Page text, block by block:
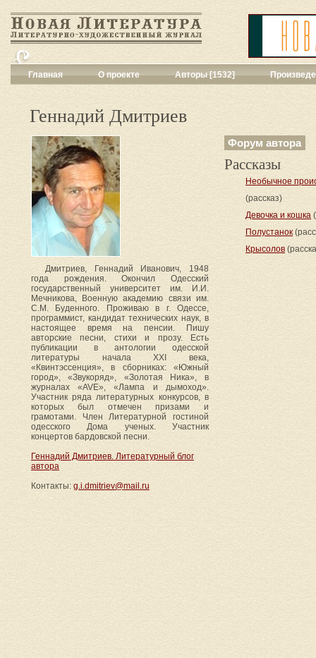
Главная О проекте Авторы [1532]
Переводы
Публицистика
Рассказы
Сценарии[16]
Философия,
Повести,
Галерея[144]
Поэзия [1016]
Геннадий Дмитриев
Дмитриев, Геннадий Иванович, 1948
года рождения. Окончил Одесский
государственный университет им. И.И.
Мечникова, Военную академию связи им.
С.М. Буденного. Проживаю в г. Одессе,
программист, кандидат технических наук, в
настоящее время на пенсии. Пишу
авторские песни, стихи и прозу. Есть
публикации в антологии одесской
литературы начала ХХI века,
«Квинтэссенция», в сборниках: «Южный
город», «Звукоряд», «Золотая Ника», в
журналах «AVE», «Лампа и дымоход».
Участник ряда литературных конкурсов, в
которых был отмечен призами и
грамотами. Член Литературной гостиной
одесского Дома ученых. Участник
концертов бардовской песни.
Геннадий Дмитриев. Литературный блог
автора
Контакты: g.i.dmitriev@mail.ru
Форум автора
Рассказы
Необычное
(рассказ)
Девочка и кошка
Полустанок
Крысолов